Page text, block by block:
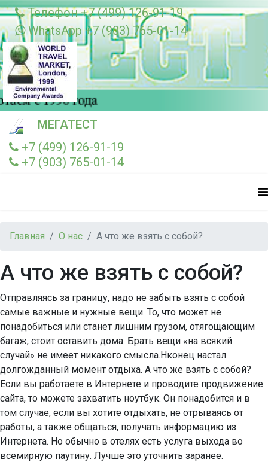
Телефон +7 (499) 126-91-19
WhatsApp +7 (903) 765-01-14
МЕГАТЕСТ
+7 (499) 126-91-19
+7 (903) 765-01-14
Главная О нас А что же взять с собой?
А что же взять с собой?
Отправляясь за границу, надо не забыть взять с собой
самые важные и нужные вещи. То, что может не
понадобиться или станет лишним грузом, отягощающим
багаж, стоит оставить дома. Брать вещи «на всякий
случай» не имеет никакого смысла.Нконец настал
долгожданный момент отдыха. А что же взять с собой?
Если вы работаете в Интернете и проводите продвижение
сайта, то можете захватить ноутбук. Он понадобится и в
том случае, если вы хотите отдыхать, не отрываясь от
работы, а также общаться, получать информацию из
Интернета. Но обычно в отелях есть услуга выхода во
всемирную паутину. Лучше это уточнить заранее.